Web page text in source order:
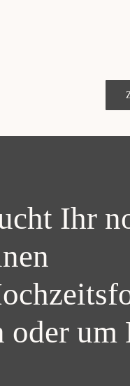
Ihr
oder um